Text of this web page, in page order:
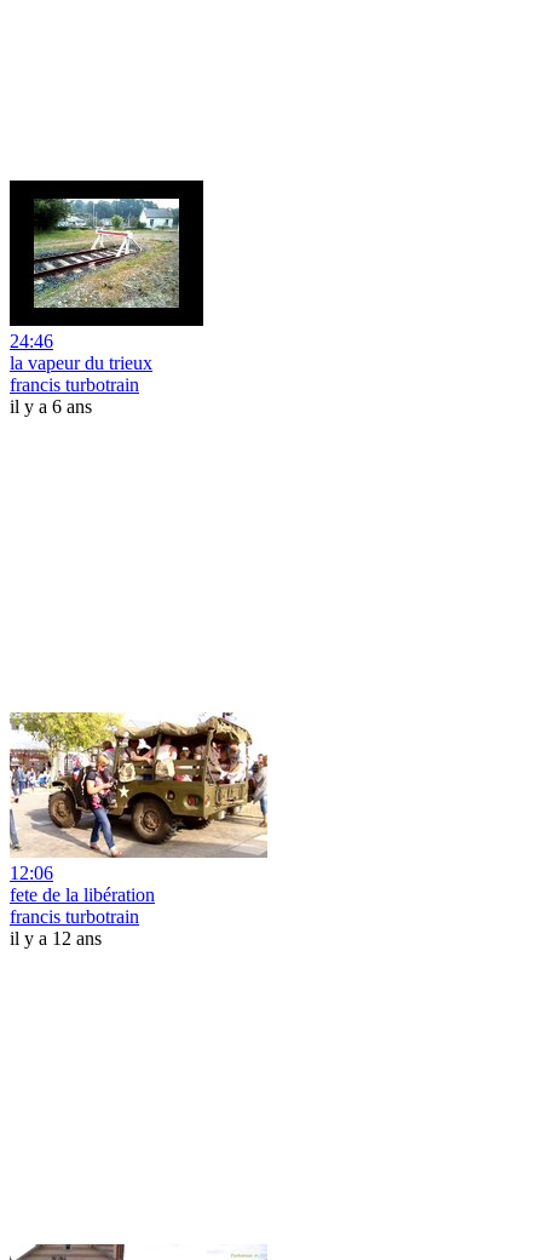
24:46
la vapeur du trieux
francis turbotrain
il y a 6 ans
12:06
fete de la libération
francis turbotrain
il y a 12 ans